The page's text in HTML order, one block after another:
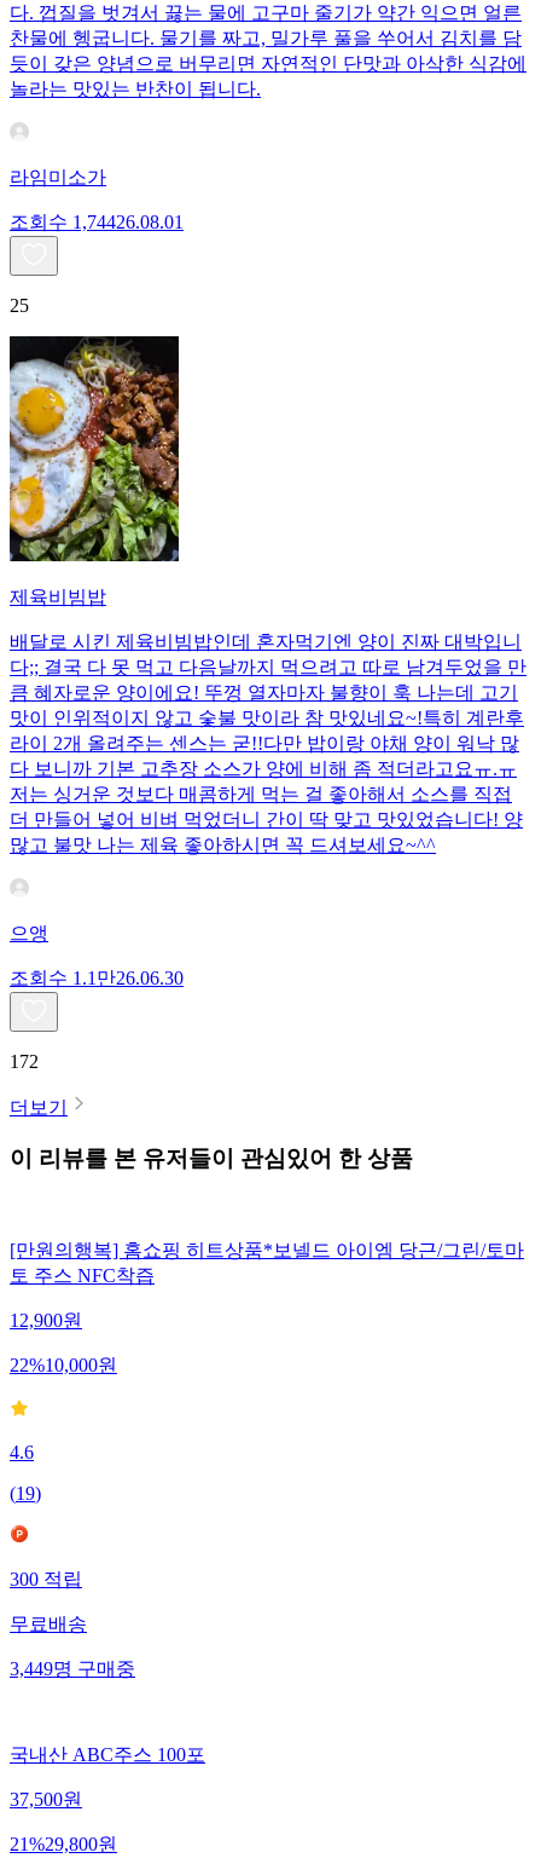
다. 껍질을 벗겨서 끓는 물에 고구마 줄기가 약간 익으면 얼른
찬물에 헹굽니다. 물기를 짜고, 밀가루 풀을 쑤어서 김치를 담
듯이 갖은 양념으로 버무리면 자연적인 단맛과 아삭한 식감에
놀라는 맛있는 반찬이 됩니다.
라임미소가
조회수 1,74426.08.01
25
제육비빔밥
배달로 시킨 제육비빔밥인데 혼자먹기엔 양이 진짜 대박입니
다;; 결국 다 못 먹고 다음날까지 먹으려고 따로 남겨두었을 만
큼 혜자로운 양이에요! 뚜껑 열자마자 불향이 훅 나는데 고기
맛이 인위적이지 않고 숯불 맛이라 참 맛있네요~!특히 계란후
라이 2개 올려주는 센스는 굳!! ​다만 밥이랑 야채 양이 워낙 많
다 보니까 기본 고추장 소스가 양에 비해 좀 적더라고요ㅠ.ㅠ
저는 싱거운 것보다 매콤하게 먹는 걸 좋아해서 소스를 직접
더 만들어 넣어 비벼 먹었더니 간이 딱 맞고 맛있었습니다! 양
많고 불맛 나는 제육 좋아하시면 꼭 드셔보세요~^^
으앵
조회수 1.1만26.06.30
172
더보기
이 리뷰를 본 유저들이 관심있어 한 상품
[만원의행복] 홈쇼핑 히트상품*보넬드 아이엠 당근/그린/토마
토 주스 NFC착즙
12,900원
22%10,000원
4.6
(19)
300 적립
무료배송
3,449명 구매중
국내산 ABC주스 100포
37,500원
21%29,800원